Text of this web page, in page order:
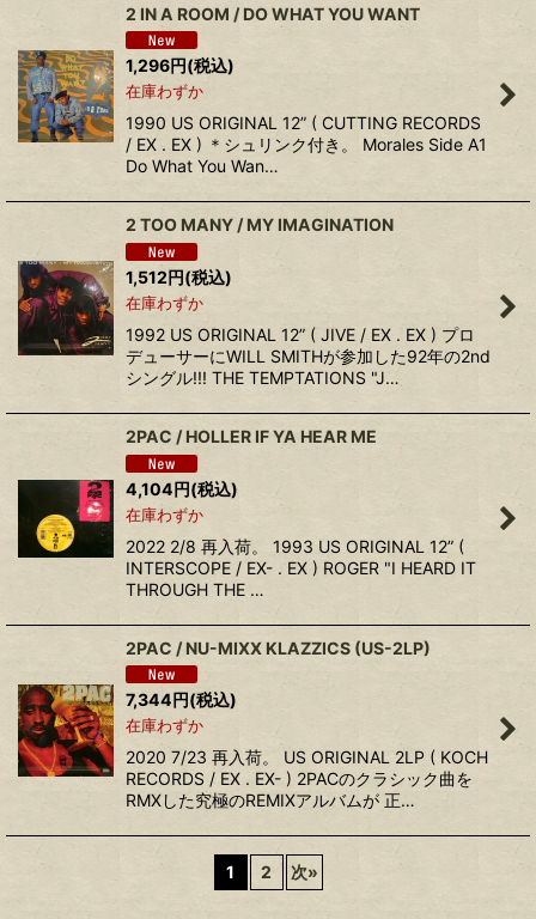
2 IN A ROOM / DO WHAT YOU WANT
1,296円(税込)
在庫わずか
1990 US ORIGINAL 12” ( CUTTING RECORDS
/ EX . EX ) ＊シュリンク付き。 Morales Side A1
Do What You Wan…
2 TOO MANY / MY IMAGINATION
1,512円(税込)
在庫わずか
1992 US ORIGINAL 12” ( JIVE / EX . EX ) プロ
デューサーにWILL SMITHが参加した92年の2nd
シングル!!! THE TEMPTATIONS "J…
2PAC / HOLLER IF YA HEAR ME
4,104円(税込)
在庫わずか
2022 2/8 再入荷。 1993 US ORIGINAL 12” (
INTERSCOPE / EX- . EX ) ROGER "I HEARD IT
THROUGH THE …
2PAC / NU-MIXX KLAZZICS (US-2LP)
7,344円(税込)
在庫わずか
2020 7/23 再入荷。 US ORIGINAL 2LP ( KOCH
RECORDS / EX . EX- ) 2PACのクラシック曲を
RMXした究極のREMIXアルバムが 正…
1 2 次»